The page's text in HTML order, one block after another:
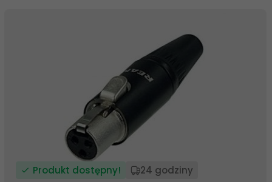
Produkt dostępny! 24 godziny